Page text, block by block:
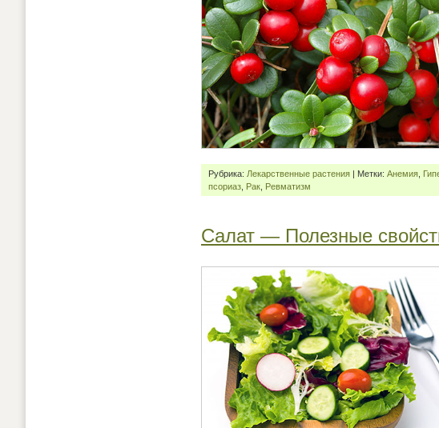
Рубрика: Лекарственные растения | Метки: Анемия
псориаз Рак Ревматизм
Салат — Полезные